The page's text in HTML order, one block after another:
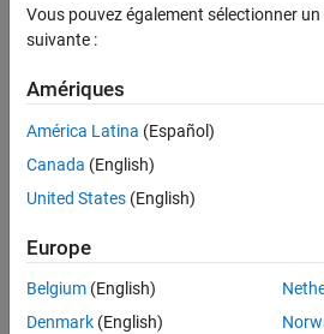
Science
Related Resources
RELATED VIDEOS
Vous pouvez également sélectionner
suivante :
Amériques
América Latina (Español)
Canada (English)
United States (English)
Europe
Belgium (English)
Denmark (English)